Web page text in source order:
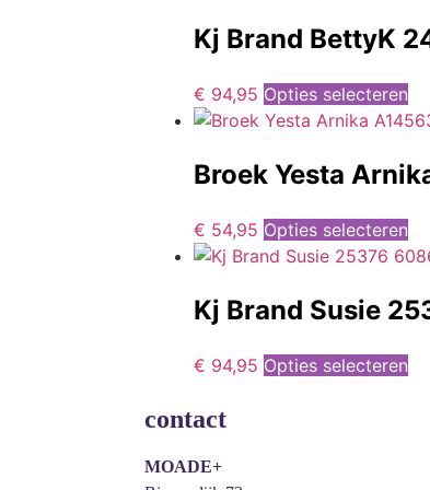
Kj Brand BettyK
€ 94,95 Opties selecteren
Broek Yesta
€ 54,95 Opties selecteren
Kj Brand Susie
€ 94,95 Opties selecteren
contact
MOADE+